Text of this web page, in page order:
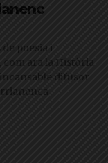
poesia i
ara la Història
difusor